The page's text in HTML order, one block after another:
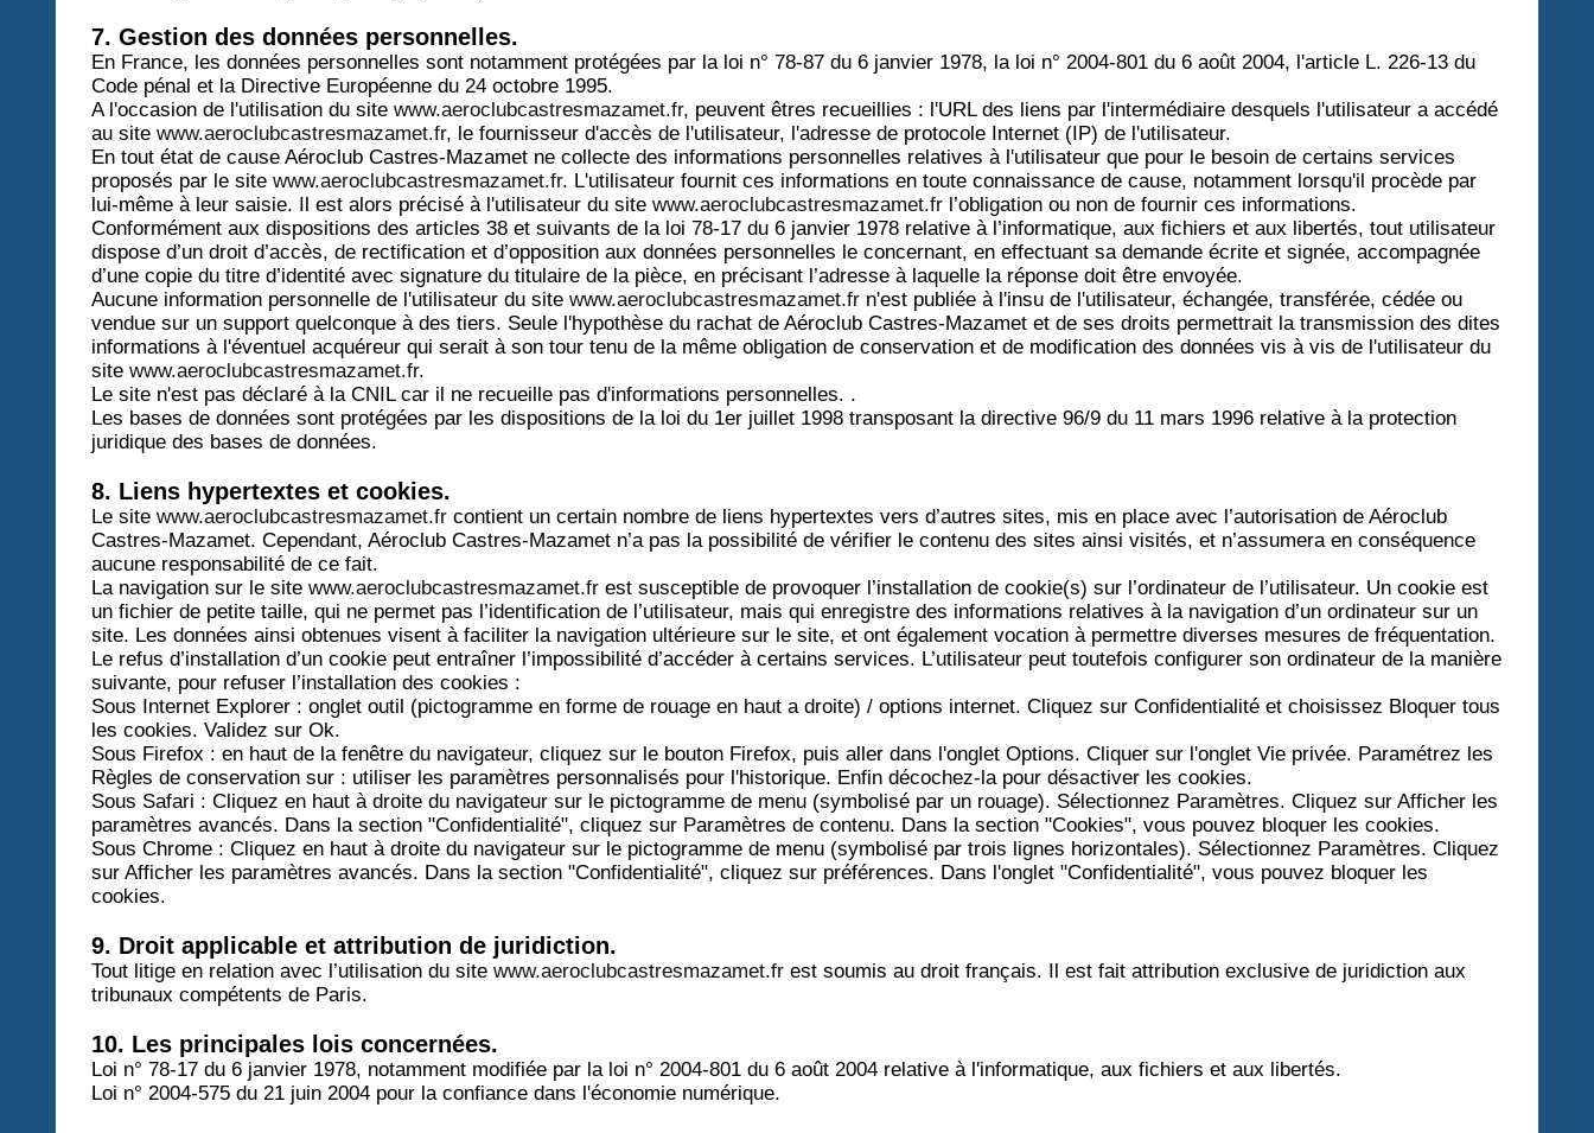
7. Gestion des données personnelles.
En France, les données personnelles sont notamment protégées par la loi n° 78-87 du 6 janvier 1978, la loi n° 2004-801 du 6 août 2004, l'article L. 226-13 du
Code pénal et la Directive Européenne du 24 octobre 1995.
A l'occasion de l'utilisation du site www.aeroclubcastresmazamet.fr, peuvent êtres recueillies : l'URL des liens par l'intermédiaire desquels l'utilisateur a accédé
au site www.aeroclubcastresmazamet.fr, le fournisseur d'accès de l'utilisateur, l'adresse de protocole Internet (IP) de l'utilisateur.
En tout état de cause Aéroclub Castres-Mazamet ne collecte des informations personnelles relatives à l'utilisateur que pour le besoin de certains services
proposés par le site www.aeroclubcastresmazamet.fr. L'utilisateur fournit ces informations en toute connaissance de cause, notamment lorsqu'il procède par
lui-même à leur saisie. Il est alors précisé à l'utilisateur du site www.aeroclubcastresmazamet.fr l’obligation ou non de fournir ces informations.
Conformément aux dispositions des articles 38 et suivants de la loi 78-17 du 6 janvier 1978 relative à l’informatique, aux fichiers et aux libertés, tout utilisateur
dispose d’un droit d’accès, de rectification et d’opposition aux données personnelles le concernant, en effectuant sa demande écrite et signée, accompagnée
d’une copie du titre d’identité avec signature du titulaire de la pièce, en précisant l’adresse à laquelle la réponse doit être envoyée.
Aucune information personnelle de l'utilisateur du site www.aeroclubcastresmazamet.fr n'est publiée à l'insu de l'utilisateur, échangée, transférée, cédée ou
vendue sur un support quelconque à des tiers. Seule l'hypothèse du rachat de Aéroclub Castres-Mazamet et de ses droits permettrait la transmission des dites
informations à l'éventuel acquéreur qui serait à son tour tenu de la même obligation de conservation et de modification des données vis à vis de l'utilisateur du
site www.aeroclubcastresmazamet.fr.
Le site n'est pas déclaré à la CNIL car il ne recueille pas d'informations personnelles. .
Les bases de données sont protégées par les dispositions de la loi du 1er juillet 1998 transposant la directive 96/9 du 11 mars 1996 relative à la protection
juridique des bases de données.
8. Liens hypertextes et cookies.
Le site www.aeroclubcastresmazamet.fr contient un certain nombre de liens hypertextes vers d’autres sites, mis en place avec l’autorisation de Aéroclub
Castres-Mazamet. Cependant, Aéroclub Castres-Mazamet n’a pas la possibilité de vérifier le contenu des sites ainsi visités, et n’assumera en conséquence
aucune responsabilité de ce fait.
La navigation sur le site www.aeroclubcastresmazamet.fr est susceptible de provoquer l’installation de cookie(s) sur l’ordinateur de l’utilisateur. Un cookie est
un fichier de petite taille, qui ne permet pas l’identification de l’utilisateur, mais qui enregistre des informations relatives à la navigation d’un ordinateur sur un
site. Les données ainsi obtenues visent à faciliter la navigation ultérieure sur le site, et ont également vocation à permettre diverses mesures de fréquentation.
Le refus d’installation d’un cookie peut entraîner l’impossibilité d’accéder à certains services. L’utilisateur peut toutefois configurer son ordinateur de la manière
suivante, pour refuser l’installation des cookies :
Sous Internet Explorer : onglet outil (pictogramme en forme de rouage en haut a droite) / options internet. Cliquez sur Confidentialité et choisissez Bloquer tous
les cookies. Validez sur Ok.
Sous Firefox : en haut de la fenêtre du navigateur, cliquez sur le bouton Firefox, puis aller dans l'onglet Options. Cliquer sur l'onglet Vie privée. Paramétrez les
Règles de conservation sur : utiliser les paramètres personnalisés pour l'historique. Enfin décochez-la pour désactiver les cookies.
Sous Safari : Cliquez en haut à droite du navigateur sur le pictogramme de menu (symbolisé par un rouage). Sélectionnez Paramètres. Cliquez sur Afficher les
paramètres avancés. Dans la section "Confidentialité", cliquez sur Paramètres de contenu. Dans la section "Cookies", vous pouvez bloquer les cookies.
Sous Chrome : Cliquez en haut à droite du navigateur sur le pictogramme de menu (symbolisé par trois lignes horizontales). Sélectionnez Paramètres. Cliquez
sur Afficher les paramètres avancés. Dans la section "Confidentialité", cliquez sur préférences. Dans l'onglet "Confidentialité", vous pouvez bloquer les
cookies.
9. Droit applicable et attribution de juridiction.
Tout litige en relation avec l’utilisation du site www.aeroclubcastresmazamet.fr est soumis au droit français. Il est fait attribution exclusive de juridiction aux
tribunaux compétents de Paris.
10. Les principales lois concernées.
Loi n° 78-17 du 6 janvier 1978, notamment modifiée par la loi n° 2004-801 du 6 août 2004 relative à l'informatique, aux fichiers et aux libertés.
Loi n° 2004-575 du 21 juin 2004 pour la confiance dans l'économie numérique.